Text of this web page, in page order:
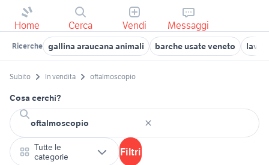
Home Cerca Vendi Messaggi
Ricerche gallina araucana animali barche usate veneto
Subito In vendita oftalmoscopio
Cosa cerchi?
Tutte le
categorie
Filtri